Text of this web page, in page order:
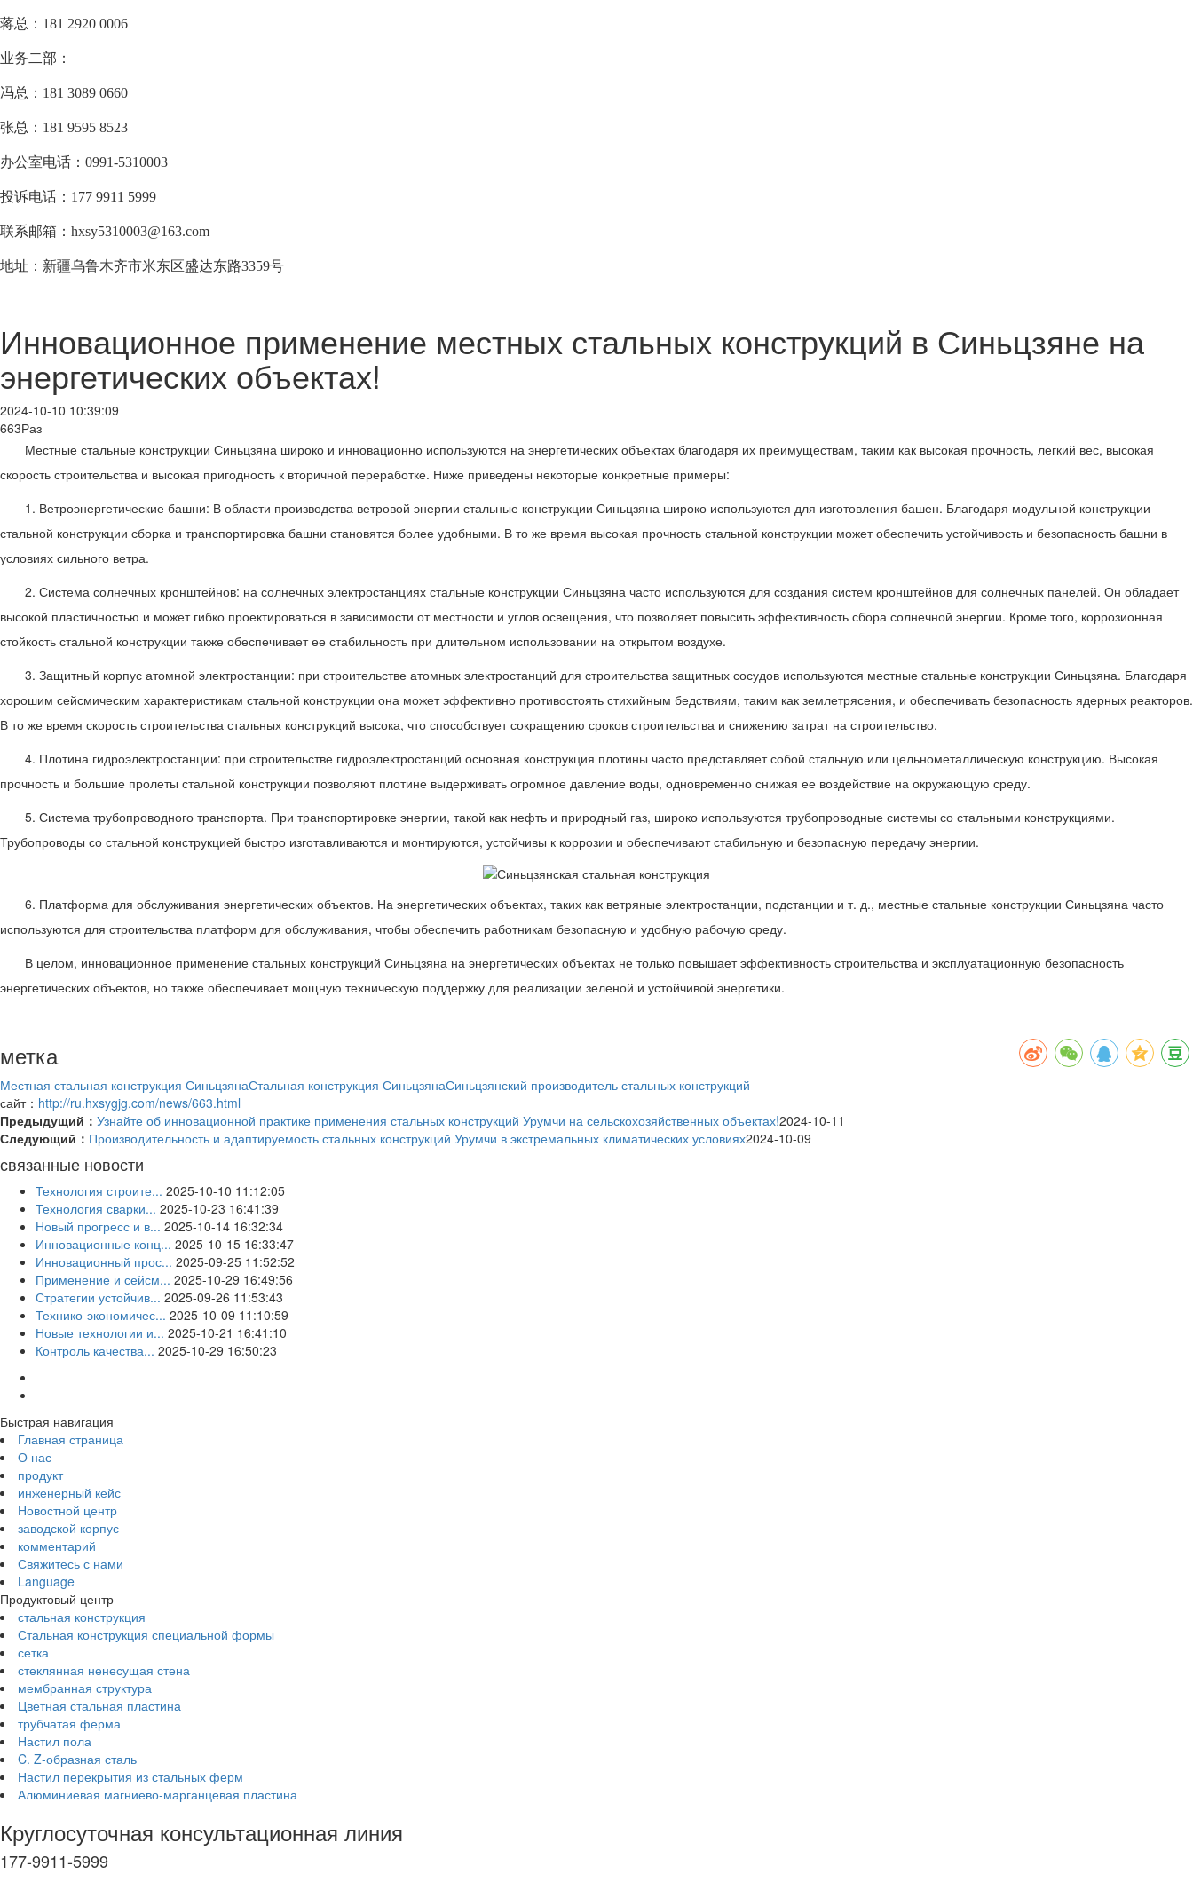
蒋总：181 2920 0006
业务二部：
冯总：181 3089 0660
张总：181 9595 8523
办公室电话：0991-5310003
投诉电话：177 9911 5999
联系邮箱：hxsy5310003@163.com
地址：新疆乌鲁木齐市米东区盛达东路3359号
Инновационное применение местных стальных конструкций в Синьцзяне на
энергетических объектах!
2024-10-10 10:39:09
663Раз
Местные стальные конструкции Синьцзяна широко и инновационно используются на энергетических объектах благодаря их преимуществам, таким как высокая прочность, легкий вес, высокая
скорость строительства и высокая пригодность к вторичной переработке. Ниже приведены некоторые конкретные примеры:
1. Ветроэнергетические башни: В области производства ветровой энергии стальные конструкции Синьцзяна широко используются для изготовления башен. Благодаря модульной конструкции
стальной конструкции сборка и транспортировка башни становятся более удобными. В то же время высокая прочность стальной конструкции может обеспечить устойчивость и безопасность башни в
условиях сильного ветра.
2. Система солнечных кронштейнов: на солнечных электростанциях стальные конструкции Синьцзяна часто используются для создания систем кронштейнов для солнечных панелей. Он обладает
высокой пластичностью и может гибко проектироваться в зависимости от местности и углов освещения, что позволяет повысить эффективность сбора солнечной энергии. Кроме того, коррозионная
стойкость стальной конструкции также обеспечивает ее стабильность при длительном использовании на открытом воздухе.
3. Защитный корпус атомной электростанции: при строительстве атомных электростанций для строительства защитных сосудов используются местные стальные конструкции Синьцзяна. Благодаря
хорошим сейсмическим характеристикам стальной конструкции она может эффективно противостоять стихийным бедствиям, таким как землетрясения, и обеспечивать безопасность ядерных реакторов.
В то же время скорость строительства стальных конструкций высока, что способствует сокращению сроков строительства и снижению затрат на строительство.
4. Плотина гидроэлектростанции: при строительстве гидроэлектростанций основная конструкция плотины часто представляет собой стальную или цельнометаллическую конструкцию. Высокая
прочность и большие пролеты стальной конструкции позволяют плотине выдерживать огромное давление воды, одновременно снижая ее воздействие на окружающую среду.
5. Система трубопроводного транспорта. При транспортировке энергии, такой как нефть и природный газ, широко используются трубопроводные системы со стальными конструкциями.
Трубопроводы со стальной конструкцией быстро изготавливаются и монтируются, устойчивы к коррозии и обеспечивают стабильную и безопасную передачу энергии.
6. Платформа для обслуживания энергетических объектов. На энергетических объектах, таких как ветряные электростанции, подстанции и т. д., местные стальные конструкции Синьцзяна часто
используются для строительства платформ для обслуживания, чтобы обеспечить работникам безопасную и удобную рабочую среду.
В целом, инновационное применение стальных конструкций Синьцзяна на энергетических объектах не только повышает эффективность строительства и эксплуатационную безопасность
энергетических объектов, но также обеспечивает мощную техническую поддержку для реализации зеленой и устойчивой энергетики.
метка
Местная стальная конструкция СиньцзянаСтальная конструкция СиньцзянаСиньцзянский производитель стальных конструкций
сайт： http://ru.hxsygjg.com/news/663.html
Предыдущий： Узнайте об инновационной практике применения стальных конструкций Урумчи на сельскохозяйственных объектах!2024-10-11
Следующий： Производительность и адаптируемость стальных конструкций Урумчи в экстремальных климатических условиях2024-10-09
связанные новости
Технология строите... 2025-10-10 11:12:05
Технология сварки... 2025-10-23 16:41:39
Новый прогресс и в... 2025-10-14 16:32:34
Инновационные конц... 2025-10-15 16:33:47
Инновационный прос... 2025-09-25 11:52:52
Применение и сейсм... 2025-10-29 16:49:56
Стратегии устойчив... 2025-09-26 11:53:43
Технико-экономичес... 2025-10-09 11:10:59
Новые технологии и... 2025-10-21 16:41:10
Контроль качества... 2025-10-29 16:50:23
Быстрая навигация
Главная страница
О нас
продукт
инженерный кейс
Новостной центр
заводской корпус
комментарий
Свяжитесь с нами
Language
Продуктовый центр
стальная конструкция
Стальная конструкция специальной формы
сетка
стеклянная ненесущая стена
мембранная структура
Цветная стальная пластина
трубчатая ферма
Настил пола
C. Z-образная сталь
Настил перекрытия из стальных ферм
Алюминиевая магниево-марганцевая пластина
Круглосуточная консультационная линия
177-9911-5999